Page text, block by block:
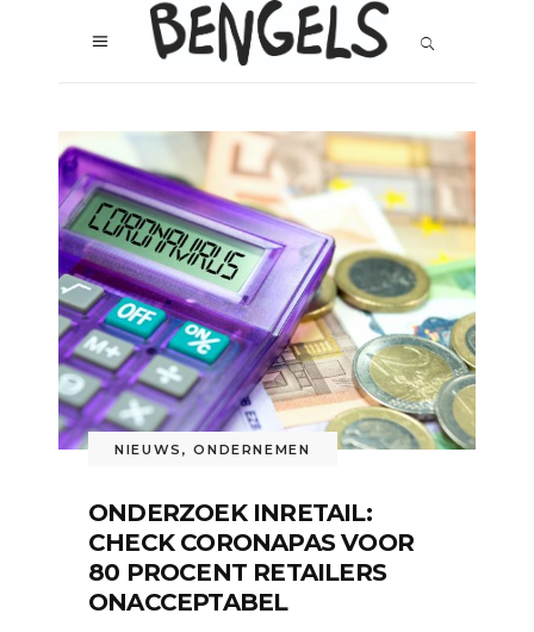
NIEUWS ,ONDERNEMEN
ONDERZOEK INRETAIL:
CHECK CORONAPAS VOOR
80 PROCENT RETAILERS
ONACCEPTABEL